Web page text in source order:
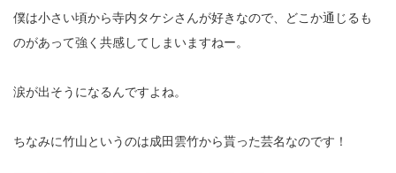
僕は小さい頃から寺内タケシさんが好きなので、どこか通じるも
のがあって強く共感してしまいますねー。
涙が出そうになるんですよね。
ちなみに竹山というのは成田雲竹から貰った芸名なのです！